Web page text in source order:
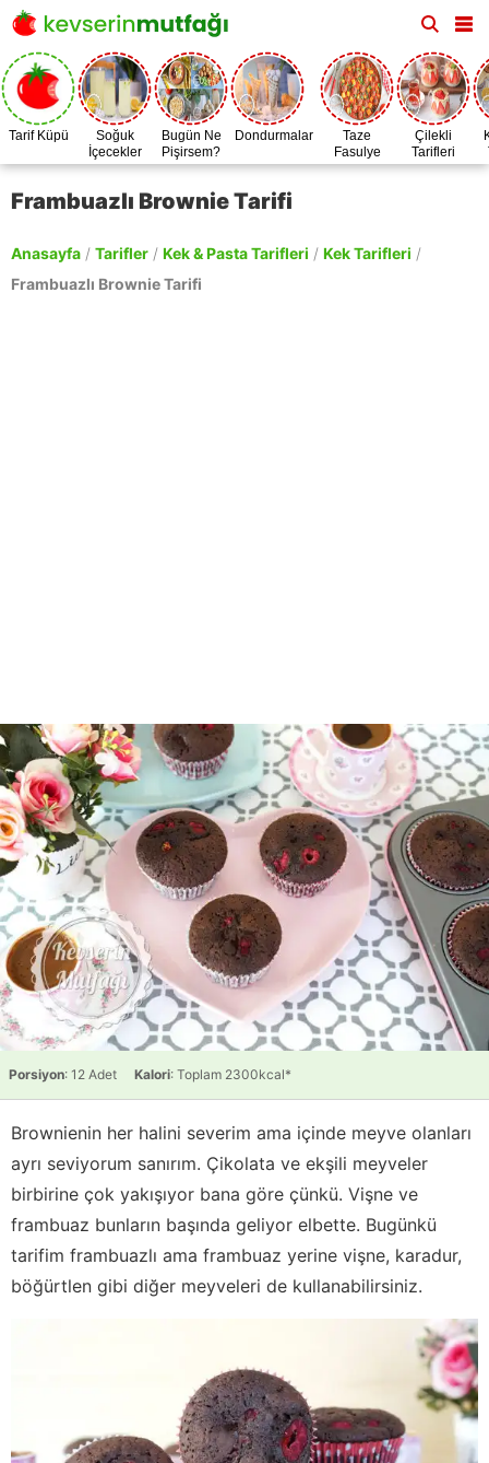
Tarif Küpü
Soğuk
İçecekler
Bugün Ne
Pişirsem?
Dondurmalar
Taze
Fasulye
Zamanı
Çilekli
Tarifleri
Frambuazlı Brownie Tarifi
Anasayfa / Tarifler / Kek & Pasta Tarifleri / Kek Tarifleri /
Frambuazlı Brownie Tarifi
Porsiyon: 12 Adet Kalori: Toplam 2300kcal*
Brownienin her halini severim ama içinde meyve olanları
ayrı seviyorum sanırım. Çikolata ve ekşili meyveler
birbirine çok yakışıyor bana göre çünkü. Vişne ve
frambuaz bunların başında geliyor elbette. Bugünkü
tarifim frambuazlı ama frambuaz yerine vişne, karadur,
böğürtlen gibi diğer meyveleri de kullanabilirsiniz.